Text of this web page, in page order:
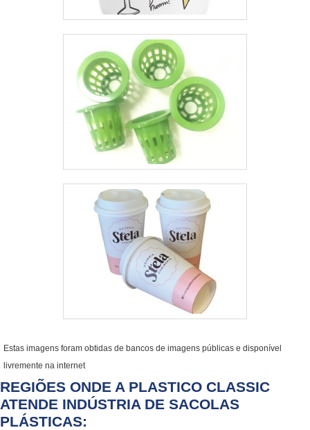
Estas imagens foram obtidas de bancos de imagens públicas e disponível
livremente na internet
REGIÕES ONDE A PLASTICO CLASSIC
ATENDE INDÚSTRIA DE SACOLAS
PLÁSTICAS: